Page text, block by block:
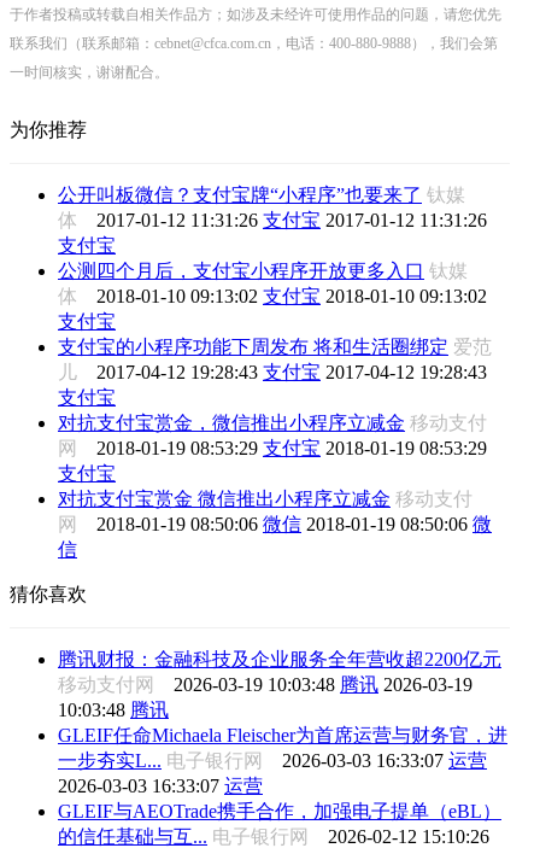
于作者投稿或转载自相关作品方；如涉及未经许可使用作品的问题，请您优先
联系我们（联系邮箱：cebnet@cfca.com.cn，电话：400-880-9888），我们会第
一时间核实，谢谢配合。
为你推荐
公开叫板微信？支付宝牌“小程序”也要来了 钛媒
体 2017-01-12 11:31:26 支付宝 2017-01-12 11:31:26
支付宝
公测四个月后，支付宝小程序开放更多入口 钛媒
体 2018-01-10 09:13:02 支付宝 2018-01-10 09:13:02
支付宝
支付宝的小程序功能下周发布 将和生活圈绑定 爱范
儿 2017-04-12 19:28:43 支付宝 2017-04-12 19:28:43
支付宝
对抗支付宝赏金，微信推出小程序立减金 移动支付
网 2018-01-19 08:53:29 支付宝 2018-01-19 08:53:29
支付宝
对抗支付宝赏金 微信推出小程序立减金 移动支付
网 2018-01-19 08:50:06 微信 2018-01-19 08:50:06 微
信
猜你喜欢
腾讯财报：金融科技及企业服务全年营收超2200亿元
移动支付网 2026-03-19 10:03:48 腾讯 2026-03-19
10:03:48 腾讯
GLEIF任命Michaela Fleischer为首席运营与财务官，进
一步夯实L... 电子银行网 2026-03-03 16:33:07 运营
2026-03-03 16:33:07 运营
GLEIF与AEOTrade携手合作，加强电子提单（eBL）
的信任基础与互... 电子银行网 2026-02-12 15:10:26